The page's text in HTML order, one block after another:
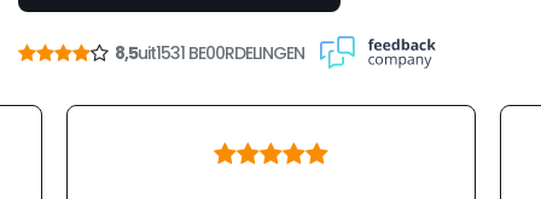
8,5uit1531 BE00RDELINGEN